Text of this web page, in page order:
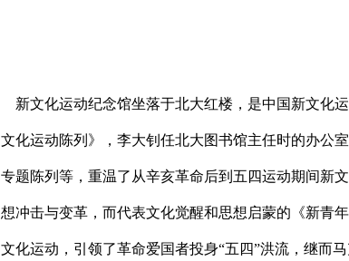
新文化运动纪念馆坐落于北大红楼，是中国新文化
文化运动陈列》，李大钊任北大图书馆主任时的办公
专题陈列等，重温了从辛亥革命后到五四运动期间新
想冲击与变革，而代表文化觉醒和思想启蒙的《新青
文化运动，引领了革命爱国者投身“五四”洪流，继而